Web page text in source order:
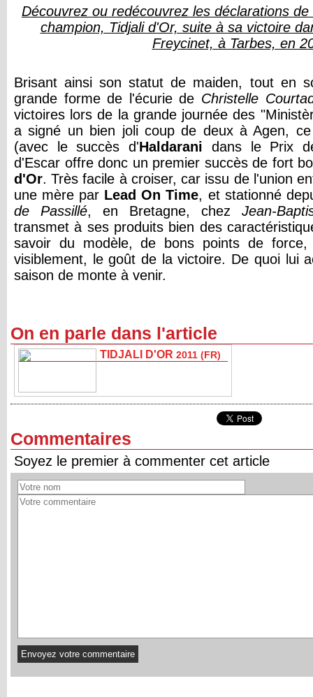
Découvrez ou redécouvrez les déclarations
champion, Tidjali d'Or, suite à sa victoire
Freycinet, à Tarbes, en
Brisant ainsi son statut de maiden, tout en
grande forme de l'écurie de Christelle
victoires lors de la grande journée des
a signé un bien joli coup de deux à Agen,
(avec le succès d'Haldarani dans le Prix
d'Escar offre donc un premier succès de fort
d'Or. Très facile à croiser, car issu de l'union
une mère par Lead On Time, et stationné
de Passillé, en Bretagne, chez Jean-
transmet à ses produits bien des
savoir du modèle, de bons points de
visiblement, le goût de la victoire. De quoi lui
saison de monte à venir.
On en parle dans l'article
TIDJALI D'OR 2011 (FR)
Commentaires
Soyez le premier à commenter cet article